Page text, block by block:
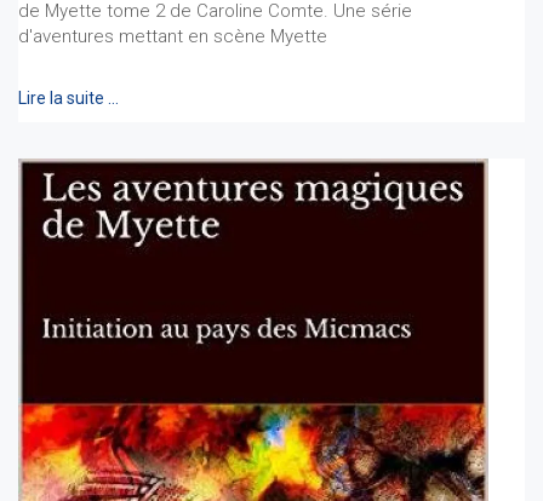
de Myette tome 2 de Caroline Comte. Une série
d'aventures mettant en scène Myette
Lire la suite …